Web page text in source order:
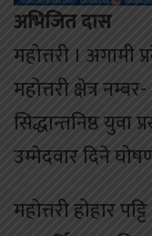
अभिजित दास
महोत्तरी । अगामी
महोत्तरी क्षेत्र
सिद्धान्तनिष्ठ युवा
उम्मेदवार दिने
महोत्तरी होहार